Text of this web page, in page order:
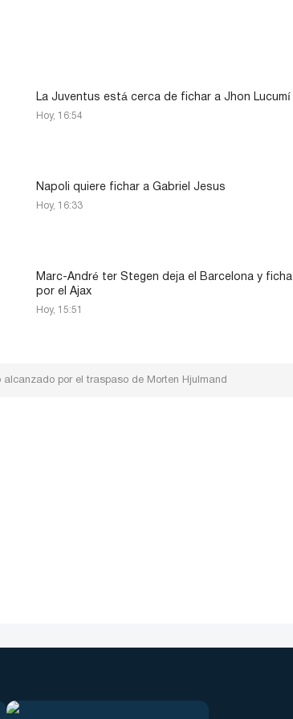
La Juventus está cerca de fichar a Jhon Lucumí
Hoy, 16:54
Napoli quiere fichar a Gabriel Jesus
Hoy, 16:33
Marc-André ter Stegen deja el Barcelona y ficha
por el Ajax
Hoy, 15:51
por el traspaso de Morten Hjulmand